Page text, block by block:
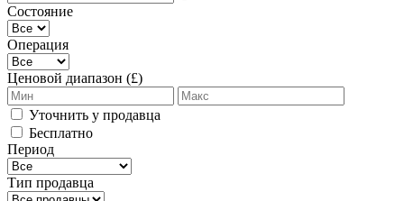
Состояние
Операция
Ценовой диапазон (£)
Уточнить у продавца
Бесплатно
Период
Тип продавца